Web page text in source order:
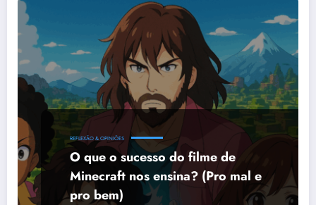
REFLEXÃO & OPINIÕES
O que o sucesso do filme de
Minecraft nos ensina? (Pro mal e
pro bem)